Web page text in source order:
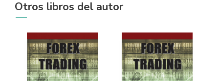
Otros libros del autor